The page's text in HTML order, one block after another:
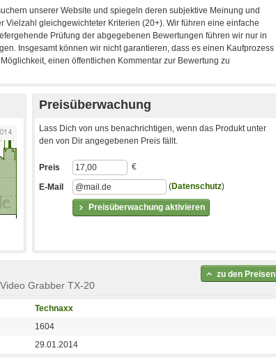
Preisüberwachung
Lass Dich von uns benachrichtigen, wenn das Produkt unter
den von Dir angegebenen Preis fällt.
Preisüberwachung aktivieren
Preis €
E-Mail (Datenschutz)
Grabber TX-20
zu den Preisen
Technaxx
1604
29.01.2014